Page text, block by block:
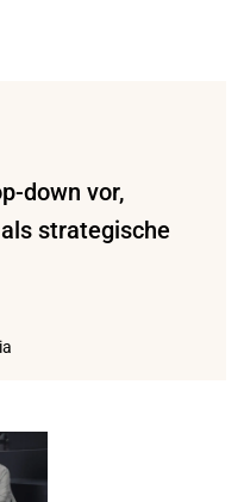
down vor,
strategische